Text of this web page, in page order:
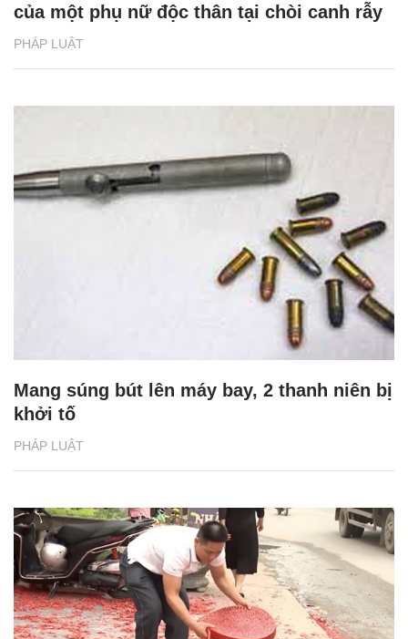
PHÁP LUẬT
của một phụ nữ độc thân tại chòi canh rẫy
PHÁP LUẬT
Mang súng bút lên máy bay, 2 thanh niên bị
khởi tố